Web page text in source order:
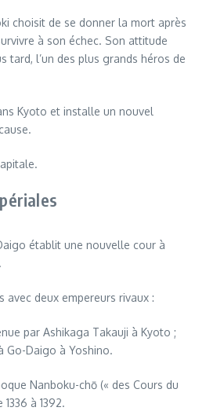
choisit de se donner la mort après
à son échec. Son attitude
tard, l’un des plus grands héros de
Kyoto et installe un nouvel
établit une nouvelle cour à
avec deux empereurs rivaux :
par Ashikaga Takauji à Kyoto ;
Go-Daigo à Yoshino.
Nanboku-chō (« des Cours du
à 1392.